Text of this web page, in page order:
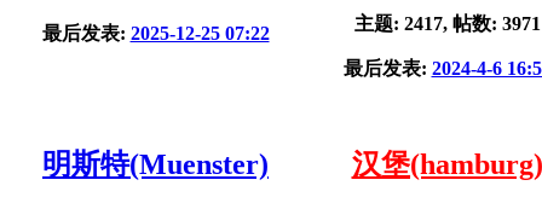
最后发表: 2025-12-25 07:22 主题: 2417, 帖数: 3971
最后发表: 2024-4-6
明斯特(Muenster) 汉堡(hamburg)